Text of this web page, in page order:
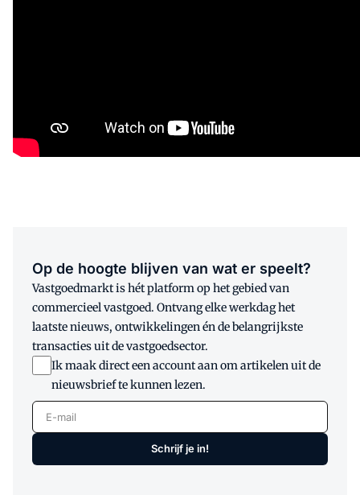
Op de hoogte blijven van wat er speelt?
Vastgoedmarkt is hét platform op het gebied van
commercieel vastgoed. Ontvang elke werkdag het
laatste nieuws, ontwikkelingen én de belangrijkste
transacties uit de vastgoedsector.
Ik maak direct een account aan om artikelen uit de
nieuwsbrief te kunnen lezen.
E-mail
Schrijf je in!